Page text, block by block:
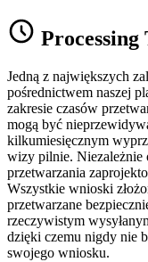
Processing
Jedną z największych
pośrednictwem naszej
zakresie czasów
mogą być
kilkumiesięcznym
wizy pilnie. Niezależnie
przetwarzania
Wszystkie wnioski
przetwarzane
rzeczywistym
dzięki czemu nigdy nie
swojego wniosku.